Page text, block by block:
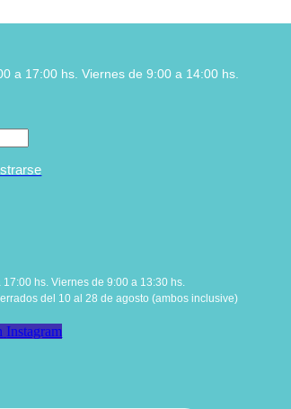
a 17:00 hs. Viernes de 9:00 a 14:00 hs.
hs. Viernes de 9:00 a 13:30 hs.
del 10 al 28 de agosto (ambos inclusive)
Instagram